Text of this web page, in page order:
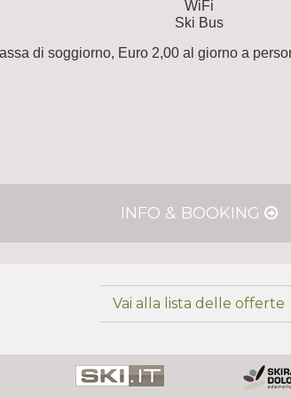
WiFi
Ski Bus
di soggiorno, Euro 2,00 al giorno a
INFO & BOOKING
Vai alla lista delle offerte